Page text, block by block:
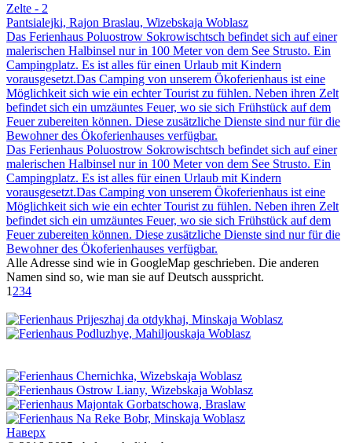
Zelte - 2
Pantsialejki, Rajon Braslau, Wizebskaja Woblasz
Das Ferienhaus Poluostrow Sokrowischtsch befindet sich auf einer
malerischen Halbinsel nur in 100 Meter von dem See Strusto. Ein
Campingplatz. Es ist alles für einen Urlaub mit Kindern
vorausgesetzt.Das Camping von unserem Ökoferienhaus ist eine
Möglichkeit sich wie ein echter Tourist zu fühlen. Neben ihren Zelt
befindet sich ein umzäuntes Feuer, wo sie sich Frühstück auf dem
Feuer zubereiten können. Diese zusätzliche Dienste sind nur für die
Bewohner des Ökoferienhauses verfügbar.
Das Ferienhaus Poluostrow Sokrowischtsch befindet sich auf einer
malerischen Halbinsel nur in 100 Meter von dem See Strusto. Ein
Campingplatz. Es ist alles für einen Urlaub mit Kindern
vorausgesetzt.Das Camping von unserem Ökoferienhaus ist eine
Möglichkeit sich wie ein echter Tourist zu fühlen. Neben ihren Zelt
befindet sich ein umzäuntes Feuer, wo sie sich Frühstück auf dem
Feuer zubereiten können. Diese zusätzliche Dienste sind nur für die
Bewohner des Ökoferienhauses verfügbar.
Alle Adresse sind wie in GoogleMap geschrieben. Die anderen
Namen sind so, wie man sie auf Deutsch ausspricht.
1 234
Наверх